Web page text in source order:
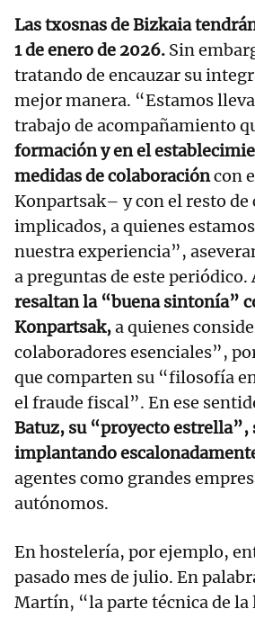
Las txosnas de Bizkaia
1 de enero de 2026. Sin
tratando de encauzar su
mejor manera. “Estamos
trabajo de acompañamiento
formación y en el
medidas de colaboracióncon
Konpartsak– y con el resto de
implicados, a quienes
nuestra experiencia”,
a preguntas de este
resaltan la “buena sintonía”
Konpartsak,a quienes
colaboradores esenciales”,
que comparten su “filosofía
el fraude fiscal”. En ese
Batuz, su “proyecto estrella”,
implantando
agentes como grandes
autónomos.
En hostelería, por ejemplo,
pasado mes de julio. En
Martín, “la parte técnica de